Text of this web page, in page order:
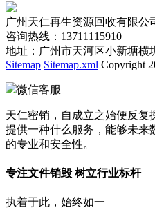
广州天仁再生资源回收有限公
咨询热线：13711115910
地址：广州市天河区小新塘横
Sitemap Sitemap.xml Copyright
微信客服
天仁密销，自成立之始便反复
提供一种什么服务，能够未来
的专业和安全性。
专注文件销毁 树立行业标杆
执着于此，始终如一